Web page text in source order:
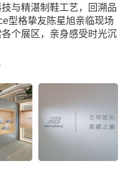
与精湛制鞋工艺，回溯品
型格挚友陈星旭亲临现场
个展区，亲身感受时光沉